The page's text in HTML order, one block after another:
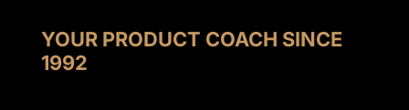
YOUR PRODUCT COACH SINCE
1992